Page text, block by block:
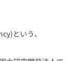
という、